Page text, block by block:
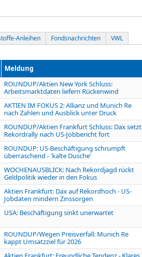
Anleihen Fondsnachrichten VWL
Meldung
ROUNDUP/Aktien New York Schluss:
Arbeitsmarktdaten liefern Rückenwind
AKTIEN IM FOKUS 2: Allianz und Munich Re
nach Zahlen und Ausblick unter Druck
ROUNDUP/Aktien Frankfurt Schluss: Dax setzt
Rekordrally nach US-Jobbericht fort
ROUNDUP: US-Beschäftigung schrumpft
überraschend - 'kalte Dusche'
WOCHENAUSBLICK: Nach Rekordjagd rückt
Geldpolitik wieder in den Fokus
Aktien Frankfurt: Dax auf Rekordhoch - US-
Jobdaten mindern Zinssorgen
USA: Beschäftigung sinkt unerwartet
ROUNDUP/Wegen Preisverfall: Munich Re
kappt Umsatzziel für 2026